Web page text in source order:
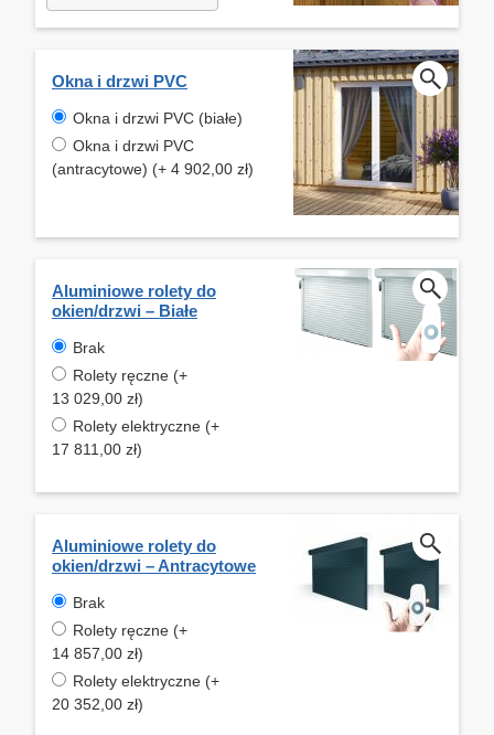
Okna i drzwi PVC
Okna i drzwi PVC (białe)
Okna i drzwi PVC
(antracytowe) (+ 4 902,00 zł)
Aluminiowe rolety do
okien/drzwi – Białe
Brak
Rolety ręczne (+
13 029,00 zł)
Rolety elektryczne (+
17 811,00 zł)
Aluminiowe rolety do
okien/drzwi – Antracytowe
Brak
Rolety ręczne (+
14 857,00 zł)
Rolety elektryczne (+
20 352,00 zł)